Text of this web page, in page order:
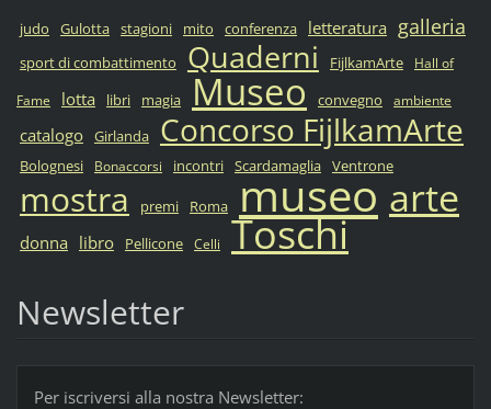
judo Gulotta stagioni mito conferenza letteratura galleria
sport di combattimento Quaderni FijlkamArte
Hall of
Fame
lotta libri magia Museo convegno ambiente
catalogo Girlanda Concorso FijlkamArte
Bolognesi Bonaccorsi incontri Scardamaglia Ventrone
mostra premi Roma museo arte
donna libro Pellicone Celli Toschi
Newsletter
Per iscriversi alla nostra Newsletter: